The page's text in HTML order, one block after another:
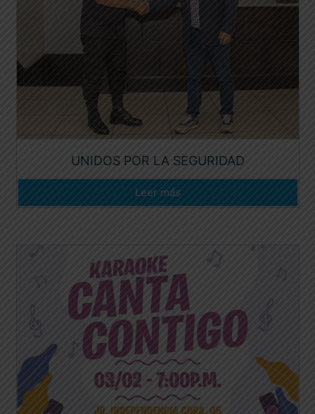
UNIDOS POR LA SEGURIDAD
Leer más